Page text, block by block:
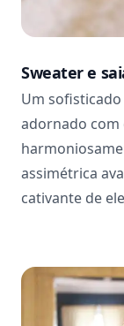
Sweater e
Um
adornado com
assimétrica
cativante de